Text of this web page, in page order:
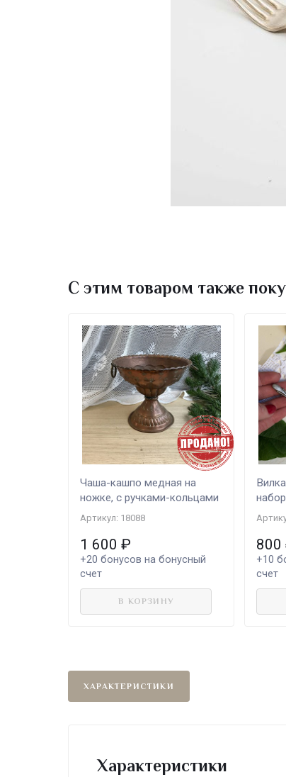
С этим товаром также
Чаша-кашпо медная на
ножке, с ручками-кольцами
Артикул: 18088
1 600 ₽
+20 бонусов на бонусный
счет
В КОРЗИНУ
800
+10
счет
ХАРАКТЕРИСТИКИ
Характеристики